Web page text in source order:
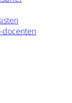
docenten